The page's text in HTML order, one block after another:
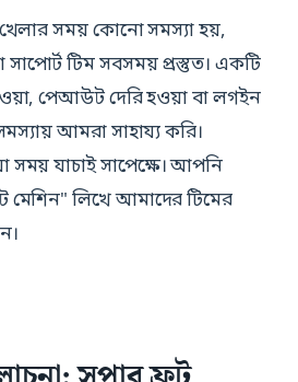
খেলার সময় কোনো সমস্যা হয়,
টিম সবসময় প্রস্তুত। একটি
হওয়া, পেআউট দেরি হওয়া বা লগইন
আমরা সাহায্য করি।
সময় যাচাই সাপেক্ষে। আপনি
মেশিন" লিখে আমাদের টিমের